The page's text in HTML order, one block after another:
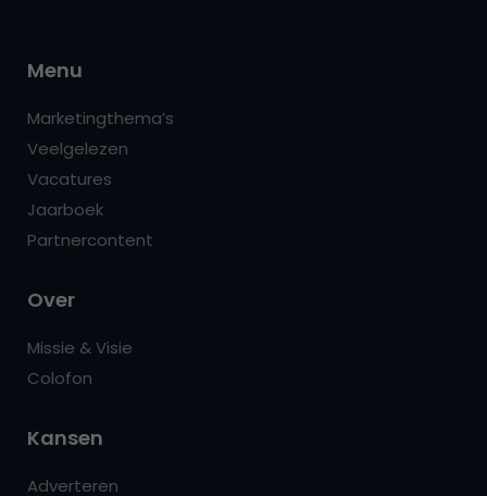
Menu
Marketingthema’s
Veelgelezen
Vacatures
Jaarboek
Partnercontent
Over
Missie & Visie
Colofon
Kansen
Adverteren